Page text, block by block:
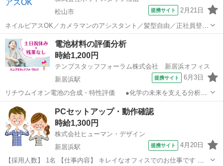
松山市
提携サイト 2月21日
ネイルピアスOK／カメラマンのアシスタント／髪型自由／正社員登用
のチャンスあり 【仕事内容】
——————————————————— ◆◆ 基本情報
愛媛 その他
電池材料の評価分析
時給1,200円
テンプスタッフフォーラム株式会社 新居浜オフィス
新居浜駅
提携サイト 6月3日
リチウムイオン電池の合成・特性評価 ●化学の未来を支える分析ス
タッフ！お休み取りやすい環境です◎ ●うれしい16時35分定時☆若干
の時短調整もご相談ください ●化学実験や分析の実務経験がある方歓
迎！★【WEB面談実施中...
愛媛 新居浜駅 その他
PCセットアップ・動作確認
時給1,300円
株式会社ヒューマン・デザイン
新居浜駅
提携サイト 4月20日
【採用人数】 1名 【仕事内容】 キレイなオフィスでのお仕事です ▽